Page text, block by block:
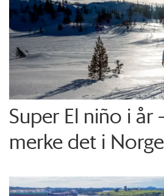
Super El niño i år
merke det i